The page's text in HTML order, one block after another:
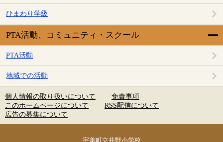
ひまわり学級
PTA活動、コミュニティ・スクール
PTA活動
地域での活動
個人情報の取り扱いについて
免責事項
このホームページについて
RSS配信について
広告の募集について
宇美町立井野小学校